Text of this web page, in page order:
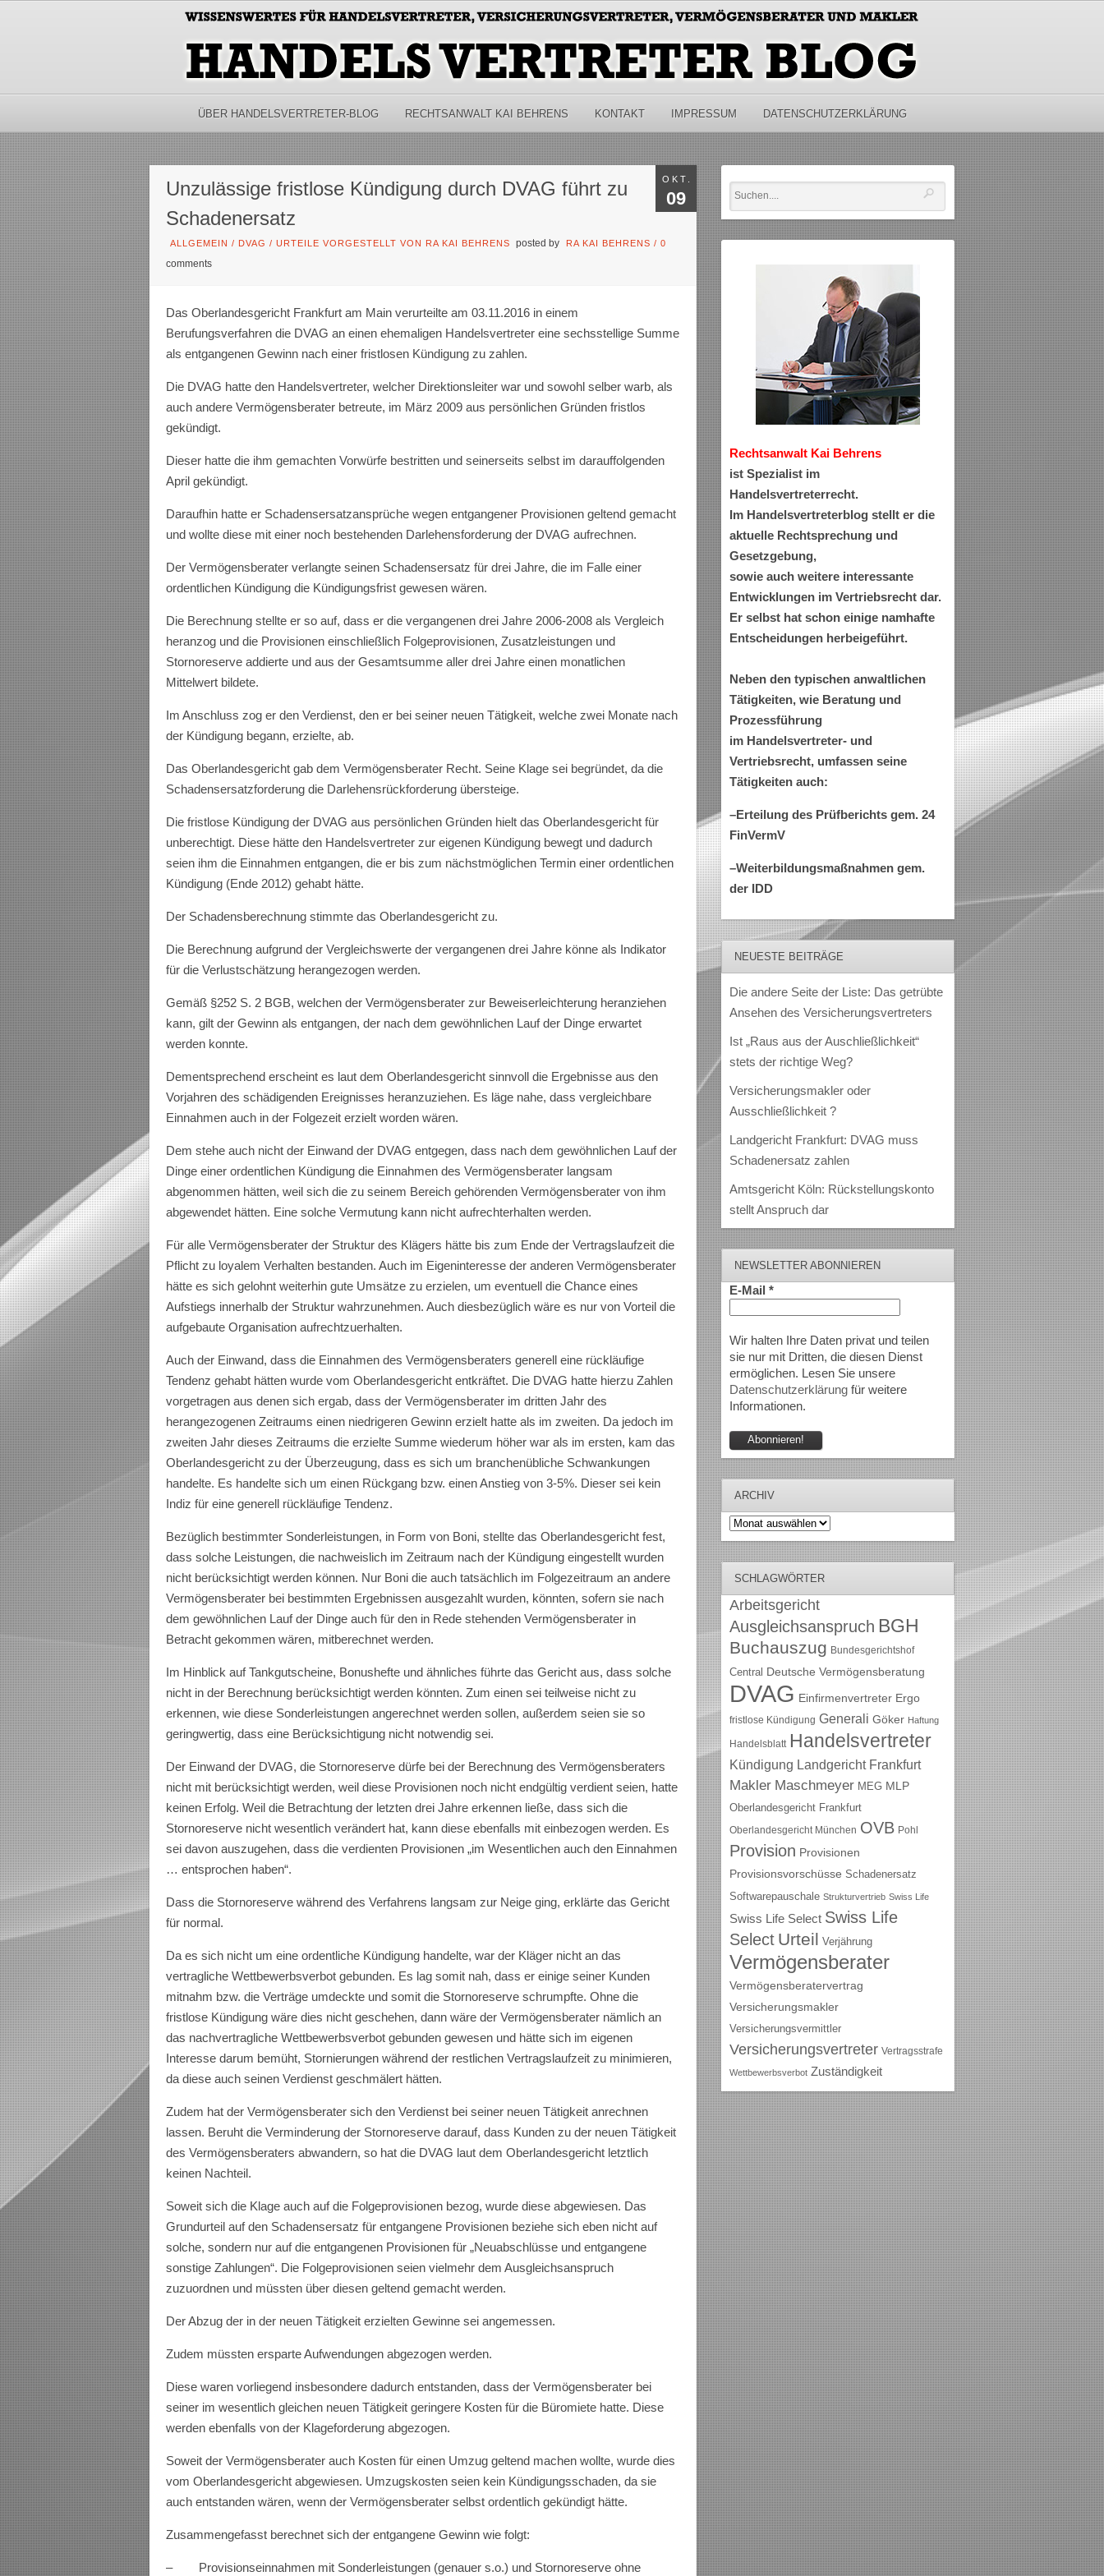
ÜBER HANDELSVERTRETER-BLOG RECHTSANWALT KAI BEHRENS KONTAKT IMPRESSUM DATENSCHUTZERKLÄRUNG
OKT.
09
Unzulässige fristlose Kündigung durch DVAG führt zu
Schadenersatz
ALLGEMEIN / DVAG /URTEILE VORGESTELLT VON RA KAI BEHRENS posted by RA KAI BEHRENS /0
comments
Das Oberlandesgericht Frankfurt am Main verurteilte am 03.11.2016 in einem
Berufungsverfahren die DVAG an einen ehemaligen Handelsvertreter eine sechsstellige Summe
als entgangenen Gewinn nach einer fristlosen Kündigung zu zahlen.
Die DVAG hatte den Handelsvertreter, welcher Direktionsleiter war und sowohl selber warb, als
auch andere Vermögensberater betreute, im März 2009 aus persönlichen Gründen fristlos
gekündigt.
Dieser hatte die ihm gemachten Vorwürfe bestritten und seinerseits selbst im darauffolgenden
April gekündigt.
Daraufhin hatte er Schadensersatzansprüche wegen entgangener Provisionen geltend gemacht
und wollte diese mit einer noch bestehenden Darlehensforderung der DVAG aufrechnen.
Der Vermögensberater verlangte seinen Schadensersatz für drei Jahre, die im Falle einer
ordentlichen Kündigung die Kündigungsfrist gewesen wären.
Die Berechnung stellte er so auf, dass er die vergangenen drei Jahre 2006-2008 als Vergleich
heranzog und die Provisionen einschließlich Folgeprovisionen, Zusatzleistungen und
Stornoreserve addierte und aus der Gesamtsumme aller drei Jahre einen monatlichen
Mittelwert bildete.
Im Anschluss zog er den Verdienst, den er bei seiner neuen Tätigkeit, welche zwei Monate nach
der Kündigung begann, erzielte, ab.
Das Oberlandesgericht gab dem Vermögensberater Recht. Seine Klage sei begründet, da die
Schadensersatzforderung die Darlehensrückforderung übersteige.
Die fristlose Kündigung der DVAG aus persönlichen Gründen hielt das Oberlandesgericht für
unberechtigt. Diese hätte den Handelsvertreter zur eigenen Kündigung bewegt und dadurch
seien ihm die Einnahmen entgangen, die er bis zum nächstmöglichen Termin einer ordentlichen
Kündigung (Ende 2012) gehabt hätte.
Der Schadensberechnung stimmte das Oberlandesgericht zu.
Die Berechnung aufgrund der Vergleichswerte der vergangenen drei Jahre könne als Indikator
für die Verlustschätzung herangezogen werden.
Gemäß §252 S. 2 BGB, welchen der Vermögensberater zur Beweiserleichterung heranziehen
kann, gilt der Gewinn als entgangen, der nach dem gewöhnlichen Lauf der Dinge erwartet
werden konnte.
Dementsprechend erscheint es laut dem Oberlandesgericht sinnvoll die Ergebnisse aus den
Vorjahren des schädigenden Ereignisses heranzuziehen. Es läge nahe, dass vergleichbare
Einnahmen auch in der Folgezeit erzielt worden wären.
Dem stehe auch nicht der Einwand der DVAG entgegen, dass nach dem gewöhnlichen Lauf der
Dinge einer ordentlichen Kündigung die Einnahmen des Vermögensberater langsam
abgenommen hätten, weil sich die zu seinem Bereich gehörenden Vermögensberater von ihm
abgewendet hätten. Eine solche Vermutung kann nicht aufrechterhalten werden.
Für alle Vermögensberater der Struktur des Klägers hätte bis zum Ende der Vertragslaufzeit die
Pflicht zu loyalem Verhalten bestanden. Auch im Eigeninteresse der anderen Vermögensberater
hätte es sich gelohnt weiterhin gute Umsätze zu erzielen, um eventuell die Chance eines
Aufstiegs innerhalb der Struktur wahrzunehmen. Auch diesbezüglich wäre es nur von Vorteil die
aufgebaute Organisation aufrechtzuerhalten.
Auch der Einwand, dass die Einnahmen des Vermögensberaters generell eine rückläufige
Tendenz gehabt hätten wurde vom Oberlandesgericht entkräftet. Die DVAG hatte hierzu Zahlen
vorgetragen aus denen sich ergab, dass der Vermögensberater im dritten Jahr des
herangezogenen Zeitraums einen niedrigeren Gewinn erzielt hatte als im zweiten. Da jedoch im
zweiten Jahr dieses Zeitraums die erzielte Summe wiederum höher war als im ersten, kam das
Oberlandesgericht zu der Überzeugung, dass es sich um branchenübliche Schwankungen
handelte. Es handelte sich um einen Rückgang bzw. einen Anstieg von 3-5%. Dieser sei kein
Indiz für eine generell rückläufige Tendenz.
Bezüglich bestimmter Sonderleistungen, in Form von Boni, stellte das Oberlandesgericht fest,
dass solche Leistungen, die nachweislich im Zeitraum nach der Kündigung eingestellt wurden
nicht berücksichtigt werden können. Nur Boni die auch tatsächlich im Folgezeitraum an andere
Vermögensberater bei bestimmten Ergebnissen ausgezahlt wurden, könnten, sofern sie nach
dem gewöhnlichen Lauf der Dinge auch für den in Rede stehenden Vermögensberater in
Betracht gekommen wären, mitberechnet werden.
Im Hinblick auf Tankgutscheine, Bonushefte und ähnliches führte das Gericht aus, dass solche
nicht in der Berechnung berücksichtigt werden könnten. Zum einen sei teilweise nicht zu
erkennen, wie diese Sonderleistungen angerechnet werden sollen, außerdem seien sie so
geringwertig, dass eine Berücksichtigung nicht notwendig sei.
Der Einwand der DVAG, die Stornoreserve dürfe bei der Berechnung des Vermögensberaters
nicht mit berücksichtigt werden, weil diese Provisionen noch nicht endgültig verdient seien, hatte
keinen Erfolg. Weil die Betrachtung der letzten drei Jahre erkennen ließe, dass sich die
Stornoreserve nicht wesentlich verändert hat, kann diese ebenfalls mit einbezogen werden. Es
sei davon auszugehen, dass die verdienten Provisionen „im Wesentlichen auch den Einnahmen
… entsprochen haben“.
Dass die Stornoreserve während des Verfahrens langsam zur Neige ging, erklärte das Gericht
für normal.
Da es sich nicht um eine ordentliche Kündigung handelte, war der Kläger nicht an das
vertragliche Wettbewerbsverbot gebunden. Es lag somit nah, dass er einige seiner Kunden
mitnahm bzw. die Verträge umdeckte und somit die Stornoreserve schrumpfte. Ohne die
fristlose Kündigung wäre dies nicht geschehen, dann wäre der Vermögensberater nämlich an
das nachvertragliche Wettbewerbsverbot gebunden gewesen und hätte sich im eigenen
Interesse darum bemüht, Stornierungen während der restlichen Vertragslaufzeit zu minimieren,
da diese auch seinen Verdienst geschmälert hätten.
Zudem hat der Vermögensberater sich den Verdienst bei seiner neuen Tätigkeit anrechnen
lassen. Beruht die Verminderung der Stornoreserve darauf, dass Kunden zu der neuen Tätigkeit
des Vermögensberaters abwandern, so hat die DVAG laut dem Oberlandesgericht letztlich
keinen Nachteil.
Soweit sich die Klage auch auf die Folgeprovisionen bezog, wurde diese abgewiesen. Das
Grundurteil auf den Schadensersatz für entgangene Provisionen beziehe sich eben nicht auf
solche, sondern nur auf die entgangenen Provisionen für „Neuabschlüsse und entgangene
sonstige Zahlungen“. Die Folgeprovisionen seien vielmehr dem Ausgleichsanspruch
zuzuordnen und müssten über diesen geltend gemacht werden.
Der Abzug der in der neuen Tätigkeit erzielten Gewinne sei angemessen.
Zudem müssten ersparte Aufwendungen abgezogen werden.
Diese waren vorliegend insbesondere dadurch entstanden, dass der Vermögensberater bei
seiner im wesentlich gleichen neuen Tätigkeit geringere Kosten für die Büromiete hatte. Diese
werden ebenfalls von der Klageforderung abgezogen.
Soweit der Vermögensberater auch Kosten für einen Umzug geltend machen wollte, wurde dies
vom Oberlandesgericht abgewiesen. Umzugskosten seien kein Kündigungsschaden, da sie
auch entstanden wären, wenn der Vermögensberater selbst ordentlich gekündigt hätte.
Zusammengefasst berechnet sich der entgangene Gewinn wie folgt:
– Provisionseinnahmen mit Sonderleistungen (genauer s.o.) und Stornoreserve ohne
Rechtsanwalt Kai Behrens
ist Spezialist im
Handelsvertreterrecht.
Im Handelsvertreterblog stellt er die
aktuelle Rechtsprechung und
Gesetzgebung,
sowie auch weitere interessante
Entwicklungen im Vertriebsrecht dar.
Er selbst hat schon einige namhafte
Entscheidungen herbeigeführt.
Neben den typischen anwaltlichen
Tätigkeiten, wie Beratung und
Prozessführung
im Handelsvertreter- und
Vertriebsrecht, umfassen seine
Tätigkeiten auch:
–Erteilung des Prüfberichts gem. 24
FinVermV
–Weiterbildungsmaßnahmen gem.
der IDD
NEUESTE BEITRÄGE
Die andere Seite der Liste: Das getrübte
Ansehen des Versicherungsvertreters
Ist „Raus aus der Auschließlichkeit“
stets der richtige Weg?
Versicherungsmakler oder
Ausschließlichkeit ?
Landgericht Frankfurt: DVAG muss
Schadenersatz zahlen
Amtsgericht Köln: Rückstellungskonto
stellt Anspruch dar
NEWSLETTER ABONNIEREN
E-Mail *
Wir halten Ihre Daten privat und teilen
sie nur mit Dritten, die diesen Dienst
ermöglichen. Lesen Sie unsere
Datenschutzerklärungfür weitere
Informationen.
ARCHIV
Archiv
SCHLAGWÖRTER
Arbeitsgericht
Ausgleichsanspruch BGH
Buchauszug Bundesgerichtshof
Central Deutsche Vermögensberatung
DVAG Einfirmenvertreter Ergo
fristlose Kündigung Generali Göker Haftung
Handelsblatt Handelsvertreter
Kündigung Landgericht Frankfurt
Makler Maschmeyer MEG MLP
Oberlandesgericht Frankfurt
Oberlandesgericht München OVB Pohl
Provision Provisionen
Provisionsvorschüsse Schadenersatz
Softwarepauschale Strukturvertrieb Swiss Life
Swiss Life Select Swiss Life
Select Urteil Verjährung
Vermögensberater
Vermögensberatervertrag
Versicherungsmakler
Versicherungsvermittler
Versicherungsvertreter Vertragsstrafe
Wettbewerbsverbot Zuständigkeit